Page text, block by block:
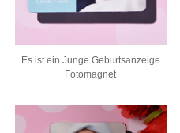
Es ist ein Junge Geburtsanzeige
Fotomagnet